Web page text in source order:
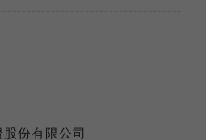
份有限公司